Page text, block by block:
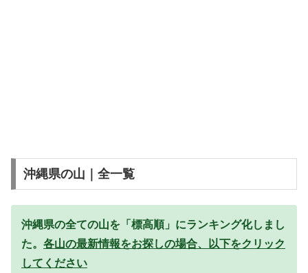
沖縄県の山｜全一覧
沖縄県の全ての山を「標高順」にランキング化しまし
た。 各山の最新情報をお探しの場合、以下をクリック
してください